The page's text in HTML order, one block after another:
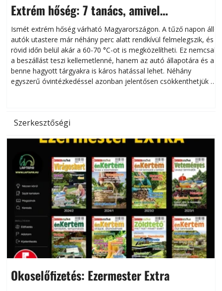
Extrém hőség: 7 tanács, amivel
megóvhatjuk autónkat a nyári károktól
Ismét extrém hőség várható Magyarországon. A tűző napon álló
autók utastere már néhány perc alatt rendkívül felmelegszik, és
rövid időn belül akár a 60-70 °C-ot is megközelítheti. Ez nemcsak
a beszállást teszi kellemetlenné, hanem az autó állapotára és a
benne hagyott tárgyakra is káros hatással lehet. Néhány
egyszerű óvintézkedéssel azonban jelentősen csökkenthetjük a
Szerkesztőségi
Okoselőfizetés: Ezermester Extra